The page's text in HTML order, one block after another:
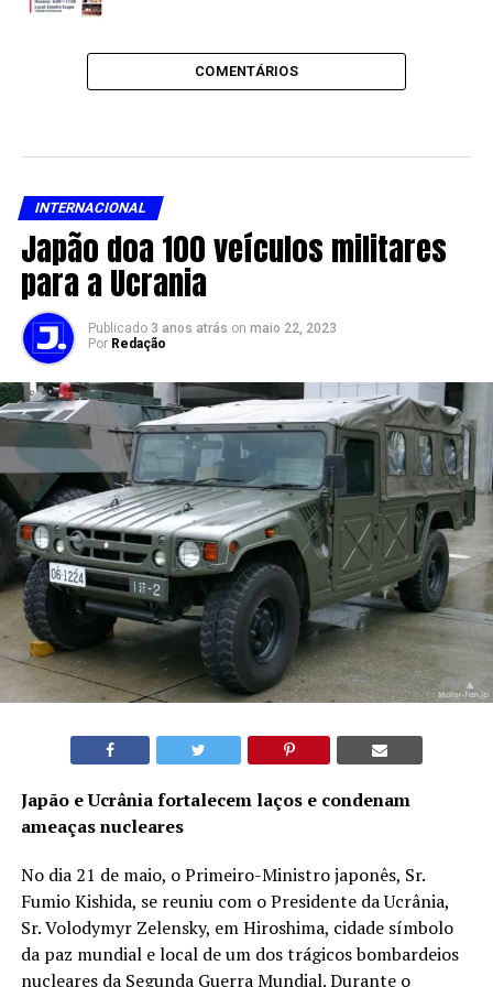
COMENTÁRIOS
INTERNACIONAL
Japão doa 100 veículos militares
para a Ucrania
Publicado 3 anos atrás on maio 22, 2023
Por Redação
Japão e Ucrânia fortalecem laços e condenam
ameaças nucleares
No dia 21 de maio, o Primeiro-Ministro japonês, Sr.
Fumio Kishida, se reuniu com o Presidente da Ucrânia,
Sr. Volodymyr Zelensky, em Hiroshima, cidade símbolo
da paz mundial e local de um dos trágicos bombardeios
nucleares da Segunda Guerra Mundial. Durante o